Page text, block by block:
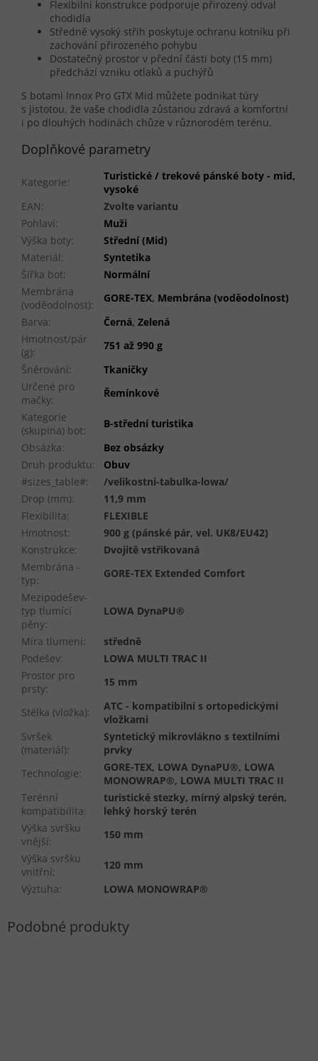
Flexibilní konstrukce podporuje přirozený odval
chodidla
Středně vysoký střih poskytuje ochranu kotníku při
zachování přirozeného pohybu
Dostatečný prostor v přední části boty (15 mm)
předchází vzniku otlaků a puchýřů
S botami Innox Pro GTX Mid můžete podnikat túry
s jistotou, že vaše chodidla zůstanou zdravá a komfortní
i po dlouhých hodinách chůze v různorodém terénu.
Doplňkové parametry
Kategorie:
Turistické / trekové pánské boty - mid,
vysoké
EAN:
Zvolte variantu
Pohlaví:
Muži
Výška boty:
Střední (Mid)
Materiál:
Syntetika
Šířka bot:
Normální
Membrána
(voděodolnost):
GORE-TEX, Membrána (voděodolnost)
Barva: Černá, Zelená
Hmotnost/pár
(g):
751 až 990 g
Šněrování:
Tkaničky
Určené pro
mačky:
Řemínkové
Kategorie
(skupina) bot:
B-střední turistika
Obsázka:
Bez obsázky
Druh produktu:
Obuv
#sizes_table#:
/velikostni-tabulka-lowa/
Drop (mm):
11,9 mm
Flexibilita:
FLEXIBLE
Hmotnost:
900 g (pánské pár, vel. UK8/EU42)
Konstrukce:
Dvojitě vstřikovaná
Membrána -
typ:
GORE-TEX Extended Comfort
Mezipodešev-
typ tlumící
pěny:
LOWA DynaPU®
Míra tlumení:
středně
Podešev:
LOWA MULTI TRAC II
Prostor pro
prsty:
15 mm
Stélka (vložka):
ATC - kompatibilní s ortopedickými
vložkami
Svršek
(materiál):
Syntetický mikrovlákno s textilními
prvky
Technologie:
GORE-TEX, LOWA DynaPU®, LOWA
MONOWRAP®, LOWA MULTI TRAC II
Terénní
kompatibilita:
turistické stezky, mírný alpský terén,
lehký horský terén
Výška svršku
vnější:
150 mm
Výška svršku
vnitřní:
120 mm
Výztuha: LOWA MONOWRAP®